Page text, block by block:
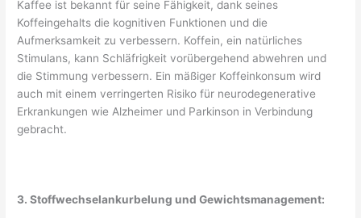
Kaffee ist bekannt für seine Fähigkeit, dank seines
Koffeingehalts die kognitiven Funktionen und die
Aufmerksamkeit zu verbessern. Koffein, ein natürliches
Stimulans, kann Schläfrigkeit vorübergehend abwehren und
die Stimmung verbessern. Ein mäßiger Koffeinkonsum wird
auch mit einem verringerten Risiko für neurodegenerative
Erkrankungen wie Alzheimer und Parkinson in Verbindung
gebracht.
3. Stoffwechselankurbelung und Gewichtsmanagement: